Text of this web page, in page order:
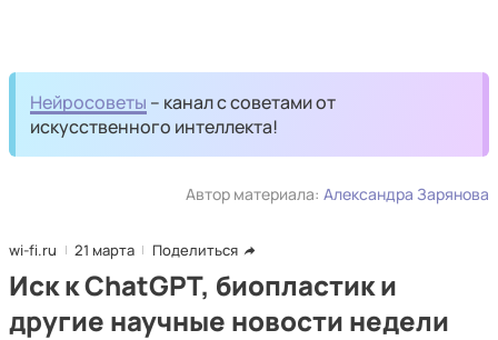
Нейросоветы – канал с советами от
искусственного интеллекта!
Автор материала: Александра Зарянова
wi-fi.ru 21 марта Поделиться
Иск к ChatGPT, биопластик и
другие научные новости недели